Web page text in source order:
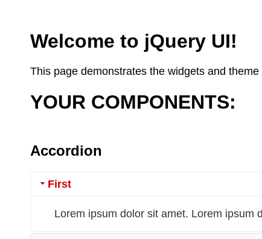
Welcome to jQuery UI!
This page demonstrates the widgets and
YOUR COMPONENTS:
Accordion
First
Lorem ipsum dolor sit amet. Lorem ipsum